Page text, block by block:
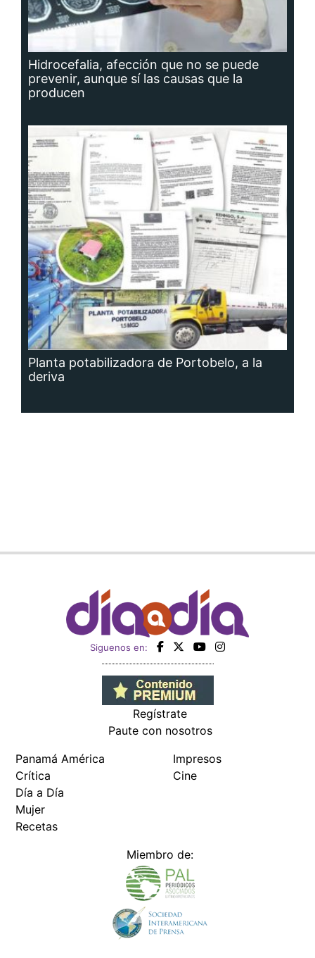
Hidrocefalia, afección que no se puede
prevenir, aunque sí las causas que la
producen
Planta potabilizadora de Portobelo, a la
deriva
Siguenos en:
Regístrate
Paute con nosotros
Panamá América
Crítica
Día a Día
Mujer
Recetas
Impresos
Cine
Miembro de: